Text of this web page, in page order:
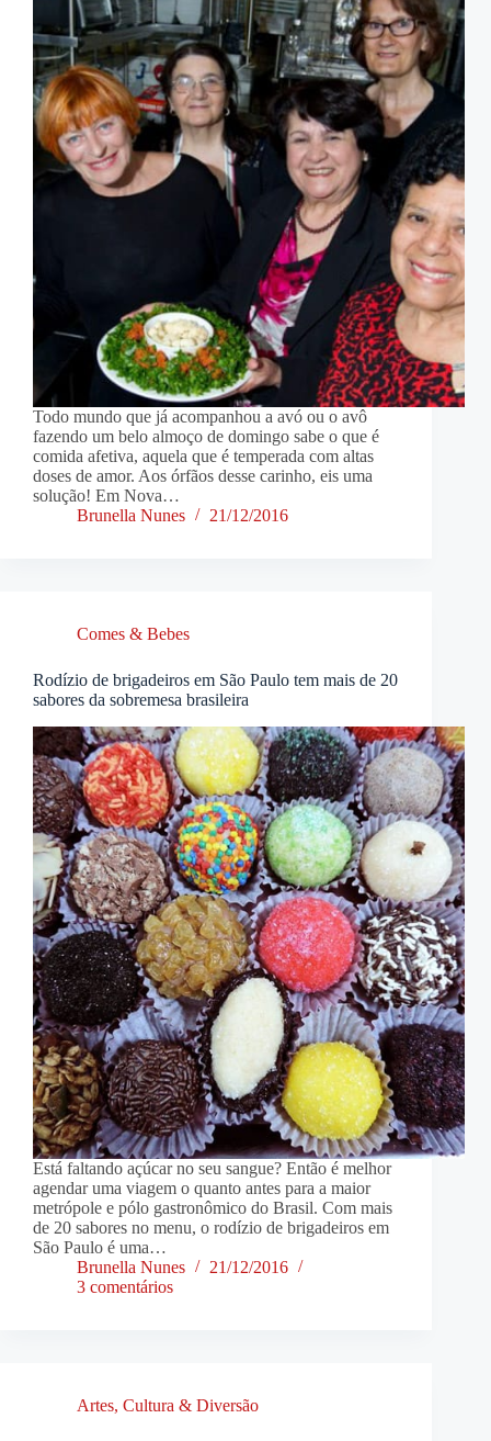
Todo mundo que já acompanhou a avó ou o avô
fazendo um belo almoço de domingo sabe o que é
comida afetiva, aquela que é temperada com altas
doses de amor. Aos órfãos desse carinho, eis uma
solução! Em Nova…
Brunella Nunes
21/12/2016
Comes & Bebes
Rodízio de brigadeiros em São Paulo tem mais de 20
sabores da sobremesa brasileira
Está faltando açúcar no seu sangue? Então é melhor
agendar uma viagem o quanto antes para a maior
metrópole e pólo gastronômico do Brasil. Com mais
de 20 sabores no menu, o rodízio de brigadeiros em
São Paulo é uma…
Brunella Nunes
21/12/2016
3 comentários
Artes, Cultura & Diversão